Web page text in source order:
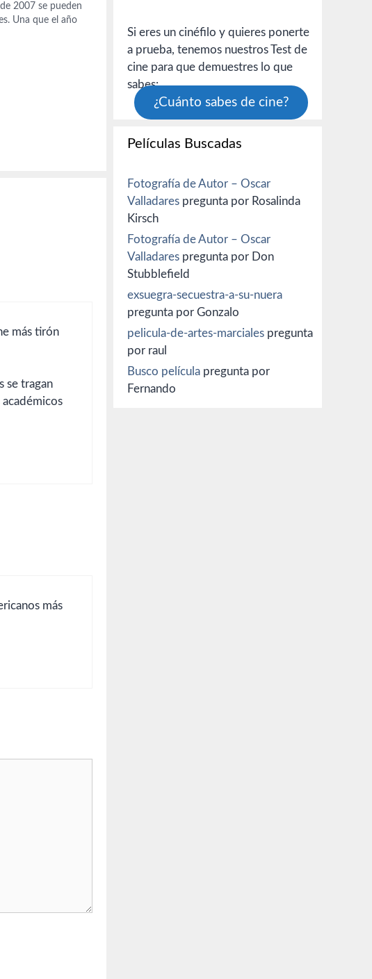
2007 se pueden
Una que el año
para las películas
más tirón
se tragan
más
Si eres un cinéfilo y quieres ponerte
a prueba, tenemos nuestros Test de
cine para que demuestres lo que
sabes:
¿Cuánto sabes de cine?
Películas Buscadas
Fotografía de Autor – Oscar
Valladares pregunta por Rosalinda
Kirsch
Fotografía de Autor – Oscar
Valladares pregunta por Don
Stubblefield
exsuegra-secuestra-a-su-nuera
pregunta por Gonzalo
pelicula-de-artes-marciales pregunta
por raul
Busco película pregunta por
Fernando